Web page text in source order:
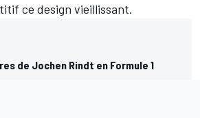
ce design vieillissant.
de Jochen Rindt en Formule 1